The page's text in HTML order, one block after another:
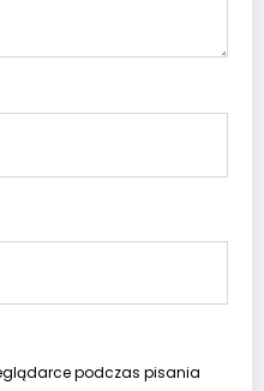
podczas pisania